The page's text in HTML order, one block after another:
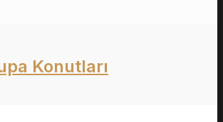
Konutları